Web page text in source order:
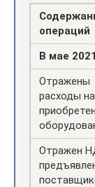
операций
В мае
Отражены
расходы на
Отражен